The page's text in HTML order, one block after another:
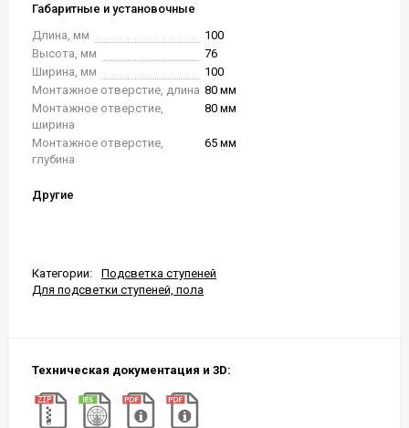
Габаритные и установочные
Длина, мм
100
Высота, мм
76
Ширина, мм
100
Монтажное отверстие, длина 80 мм
Монтажное отверстие,
ширина
80 мм
Монтажное отверстие,
глубина
65 мм
Другие
Категории:
Подсветка ступеней
Для подсветки ступеней, пола
Техническая документация и 3D: